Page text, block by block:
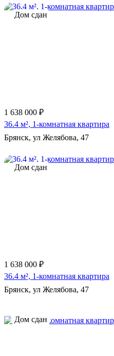
Дом сдан
1 638 000 ₽
36.4 м², 1-комнатная квартира
Брянск, ул Желябова, 47
Дом сдан
1 638 000 ₽
36.4 м², 1-комнатная квартира
Брянск, ул Желябова, 47
Дом сдан